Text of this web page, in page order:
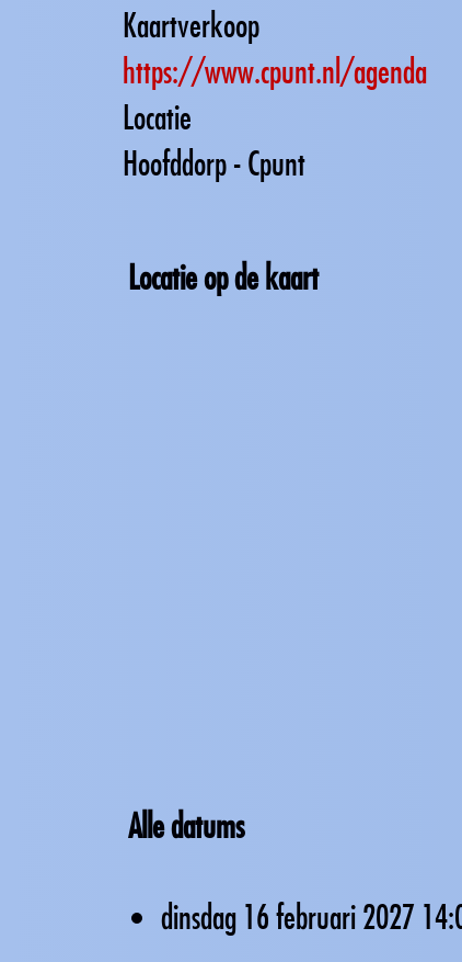
Kaartverkoop
https://www.cpunt.nl/agenda
Locatie
Hoofddorp - Cpunt
Locatie op de kaart
Alle datums
dinsdag 16 februari 2027